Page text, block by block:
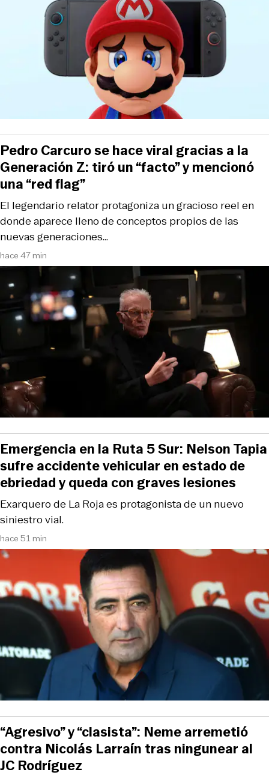
hace 47 min
El legendario relator protagoniza un gracioso reel en
donde aparece lleno de conceptos propios de las
nuevas generaciones…
Pedro Carcuro se hace viral gracias a la
Generación Z: tiró un “facto” y mencionó
una “red flag”
hace 51 min
Exarquero de La Roja es protagonista de un nuevo
siniestro vial.
Emergencia en la Ruta 5 Sur: Nelson Tapia
sufre accidente vehicular en estado de
ebriedad y queda con graves lesiones
“Agresivo” y “clasista”: Neme arremetió
contra Nicolás Larraín tras ningunear al
JC Rodríguez